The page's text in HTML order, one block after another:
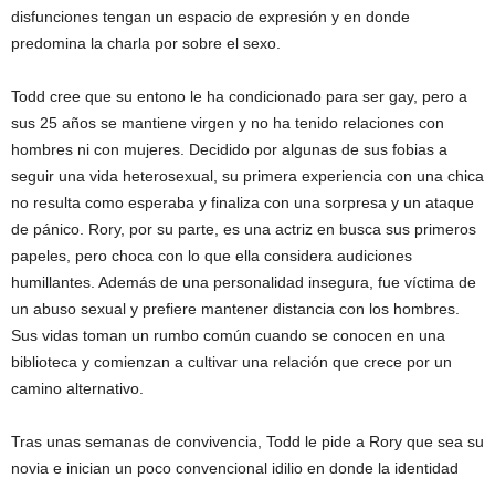
disfunciones tengan un espacio de expresión y en donde
predomina la charla por sobre el sexo.
Todd cree que su entono le ha condicionado para ser gay, pero a
sus 25 años se mantiene virgen y no ha tenido relaciones con
hombres ni con mujeres. Decidido por algunas de sus fobias a
seguir una vida heterosexual, su primera experiencia con una chica
no resulta como esperaba y finaliza con una sorpresa y un ataque
de pánico. Rory, por su parte, es una actriz en busca sus primeros
papeles, pero choca con lo que ella considera audiciones
humillantes. Además de una personalidad insegura, fue víctima de
un abuso sexual y prefiere mantener distancia con los hombres.
Sus vidas toman un rumbo común cuando se conocen en una
biblioteca y comienzan a cultivar una relación que crece por un
camino alternativo.
Tras unas semanas de convivencia, Todd le pide a Rory que sea su
novia e inician un poco convencional idilio en donde la identidad